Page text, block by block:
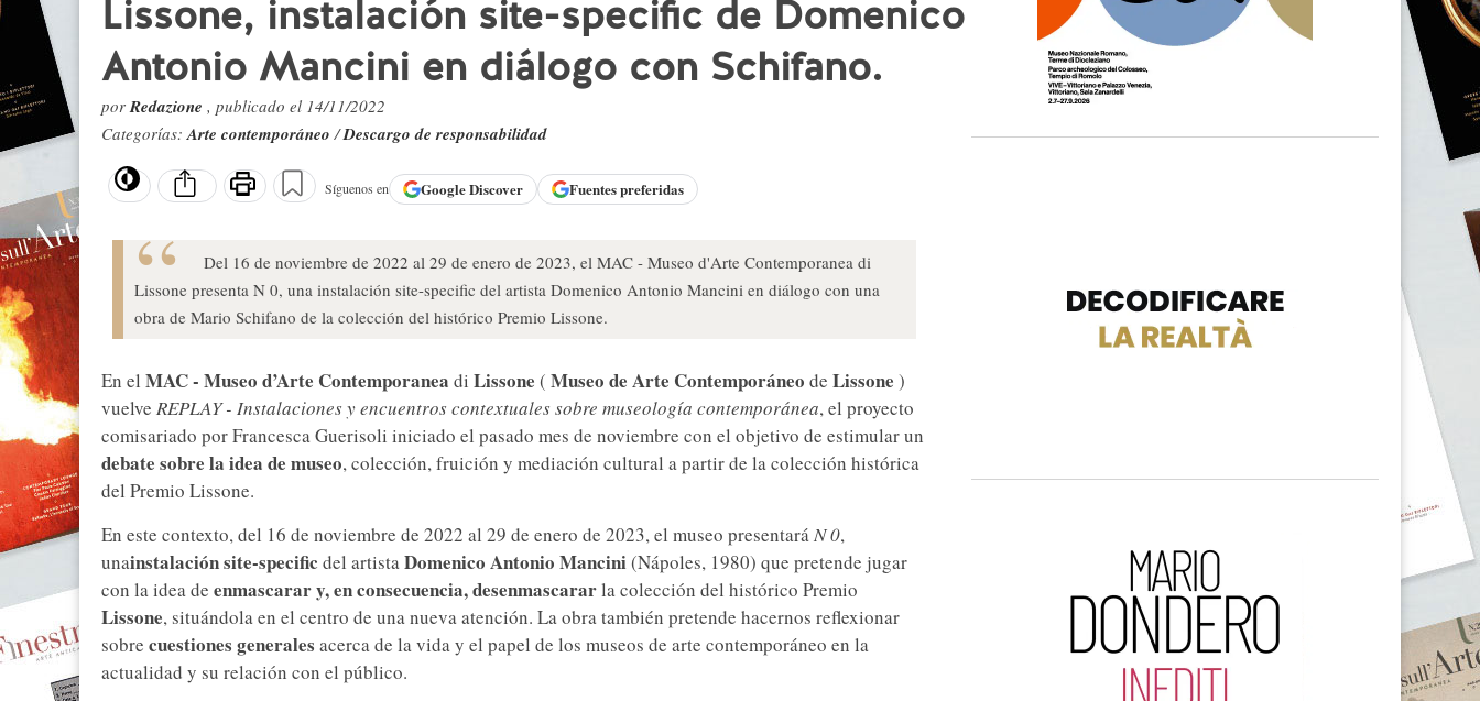
Lissone, instalación site-specific de Domenico
Antonio Mancini en diálogo con Schifano.
porRedazione , publicado el 14/11/2022
Categorías:Arte contemporáneo/Descargo de responsabilidad
Síguenos en GoogleDiscover Fuentes preferidas
Del 16 de noviembre de 2022 al 29 de enero de 2023, el MAC - Museo d'Arte Contemporanea di
Lissone presenta N 0, una instalación site-specific del artista Domenico Antonio Mancini en diálogo con una
obra de Mario Schifano de la colección del histórico Premio Lissone.
En el MAC - Museo d’Arte Contemporanea di Lissone ( Museo de Arte Contemporáneo de Lissone )
vuelve REPLAY - Instalaciones y encuentros contextuales sobre museología contemporánea, el proyecto
comisariado por Francesca Guerisoli iniciado el pasado mes de noviembre con el objetivo de estimular un
debate sobre la idea de museo, colección, fruición y mediación cultural a partir de la colección histórica
del Premio Lissone.
En este contexto, del 16 de noviembre de 2022 al 29 de enero de 2023, el museo presentaráN 0,
unainstalación site-specific del artistaDomenico Antonio Mancini(Nápoles, 1980) que pretende jugar
con la idea de enmascarar y, en consecuencia, desenmascararla colección del histórico Premio
Lissone, situándola en el centro de una nueva atención. La obra también pretende hacernos reflexionar
sobre cuestiones generales acerca de la vida y el papel de los museos de arte contemporáneo en la
actualidad y su relación con el público.